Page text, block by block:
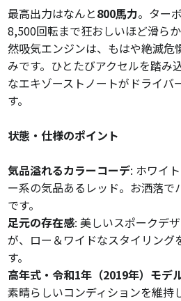
最高出力はなんと800馬力。ター
8,500回転まで狂おしいほど滑ら
然吸気エンジンは、もはや絶滅危
みです。ひとたびアクセルを踏み
なエキゾーストノートがドライバ
す。
状態・仕様のポイント
気品溢れるカラーコーデ: ホワイ
ー系の気品あるレッド。お洒落で
です。
足元の存在感: 美しいスポークデ
が、ロー＆ワイドなスタイリング
す。
高年式・令和1年（2019年）モデ
素晴らしいコンディションを維持